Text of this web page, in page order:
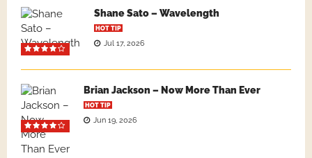
Shane Sato – Wavelength
HOT TIP
Jul 17, 2026
Brian Jackson – Now More Than Ever
HOT TIP
Jun 19, 2026